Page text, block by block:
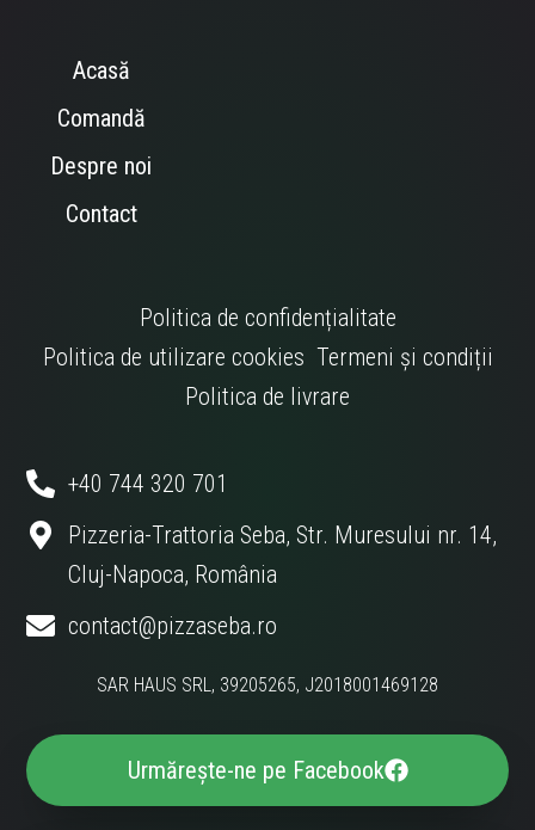
Acasă
Comandă
Despre noi
Contact
Politica de confidențialitate
Politica de utilizare cookies Termeni și condiții
Politica de livrare
+40 744 320 701
Pizzeria-Trattoria Seba, Str. Muresului nr. 14,
Cluj-Napoca, România
contact@pizzaseba.ro
SAR HAUS SRL, 39205265, J2018001469128
Urmărește-ne pe Facebook